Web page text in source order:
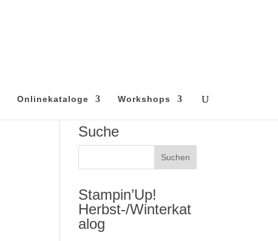
Onlinekataloge Workshops
Suche
Stampin’Up!
Herbst-/Winterkat
alog